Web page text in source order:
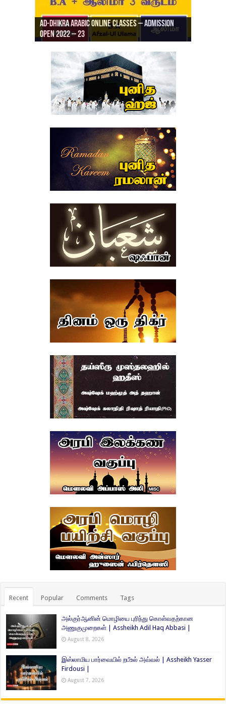
Ad-Dhikra Arabic Online Classes – Admission
Open 2022 – 23
Ad-Dhikra Arabic Online Classes – BA Arabic
AD DHIKRA ARABIC COLLEGE ADMISSION
ரியாத் ஜும்ஆ தமிழாக்கம், Jamia Al Hajiri
Masjid (Kuwait Masjid), Malaz, Riyadh
Recent Popular Comments Tags
அல்குர்ஆனின் மொழியை புரிந்து கொள்வதற்கான
அணுகுமுறைகள் | Assheikh Adil Haq Abbasi |
August 8, 2026
இஸ்லாமிய பார்வையில் றபீஉல் அவ்வல் | Assheikh Yasser
Firdousi |
August 7, 2026